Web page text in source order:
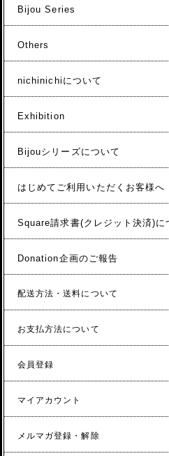
Bijou Series
Others
nichinichiについて
Exhibition
Bijouシリーズについて
はじめてご利用いただくお客様へ
Square請求書(クレジット決済)に
Donation企画のご報告
配送方法・送料について
お支払方法について
会員登録
マイアカウント
メルマガ登録・解除